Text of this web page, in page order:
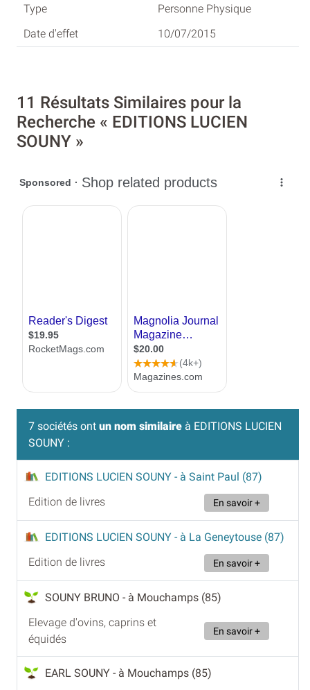
Personne Physique
10/07/2015
11 Résultats Similaires pour la
Recherche « EDITIONS LUCIEN
SOUNY »
7 sociétés ont un nom similaire à EDITIONS LUCIEN
SOUNY :
EDITIONS LUCIEN SOUNY - à Saint Paul (87)
Edition de livres
En savoir +
EDITIONS LUCIEN SOUNY - à La Geneytouse (87)
Edition de livres
En savoir +
SOUNY BRUNO - à Mouchamps (85)
Elevage d'ovins, caprins et
équidés
En savoir +
EARL SOUNY - à Mouchamps (85)